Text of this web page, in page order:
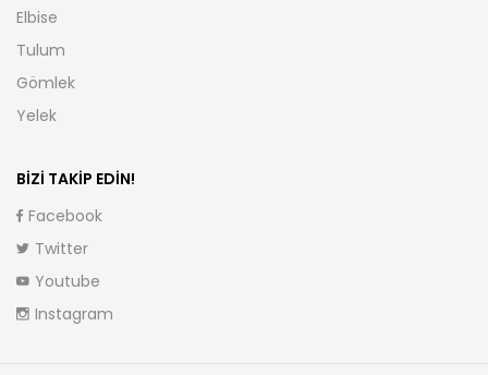
Elbise
Tulum
Gömlek
Yelek
BIZI TAKIP EDIN!
Facebook
Twitter
Youtube
Instagram